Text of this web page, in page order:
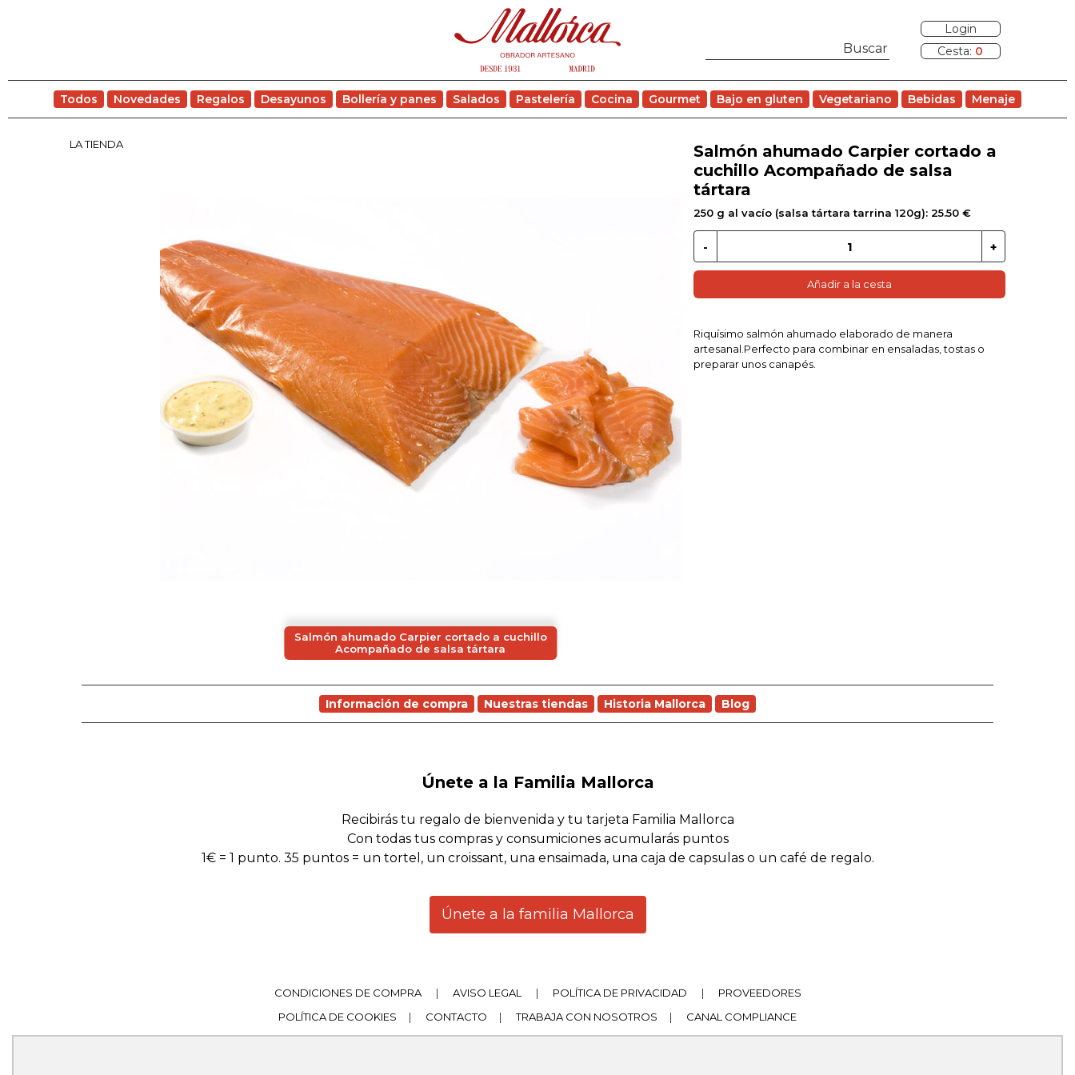
Login
Cesta: 0
Todos Novedades Regalos Desayunos Bollería y panes Salados Pastelería Cocina Gourmet Bajo en gluten Vegetariano Bebidas Menaje
LA TIENDA
Salmón ahumado Carpier cortado a cuchillo
Acompañado de salsa tártara
Salmón ahumado Carpier cortado a
cuchillo Acompañado de salsa
tártara
250 g al vacío (salsa tártara tarrina 120g): 25.50 €
Añadir a la cesta
Riquísimo salmón ahumado elaborado de manera
artesanal.Perfecto para combinar en ensaladas, tostas o
preparar unos canapés.
Información de compra Nuestras tiendas Historia Mallorca Blog
Únete a la Familia Mallorca
Recibirás tu regalo de bienvenida y tu tarjeta Familia Mallorca
Con todas tus compras y consumiciones acumularás puntos
1€ = 1 punto. 35 puntos = un tortel, un croissant, una ensaimada, una caja de capsulas o un café de regalo.
Únete a la familia Mallorca
CONDICIONES DE COMPRA | AVISO LEGAL | POLÍTICA DE PRIVACIDAD |
PROVEEDORES
POLÍTICA DE COOKIES
| CONTACTO | TRABAJA CON NOSOTROS | CANAL COMPLIANCE